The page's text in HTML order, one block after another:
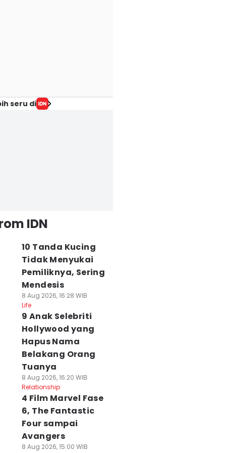
seru di
IDN
10 Tanda Kucing
Tidak Menyukai
Pemiliknya, Sering
Mendesis
8 Aug 2026, 16:28 WIB
Life
9 Anak Selebriti
Hollywood yang
Hapus Nama
Belakang Orang
Tuanya
8 Aug 2026, 16:20 WIB
Relationship
4 Film Marvel Fase
6, The Fantastic
Four sampai
Avangers
8 Aug 2026, 15:00 WIB